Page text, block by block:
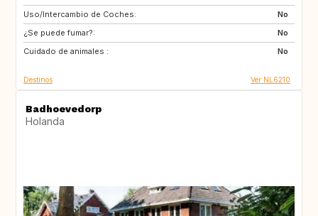
Uso/Intercambio de Coches:
No
¿Se puede fumar?:
No
Cuidado de animales :
No
ES
PT
GB
Destinos Ver NL6210
Badhoevedorp
Holanda